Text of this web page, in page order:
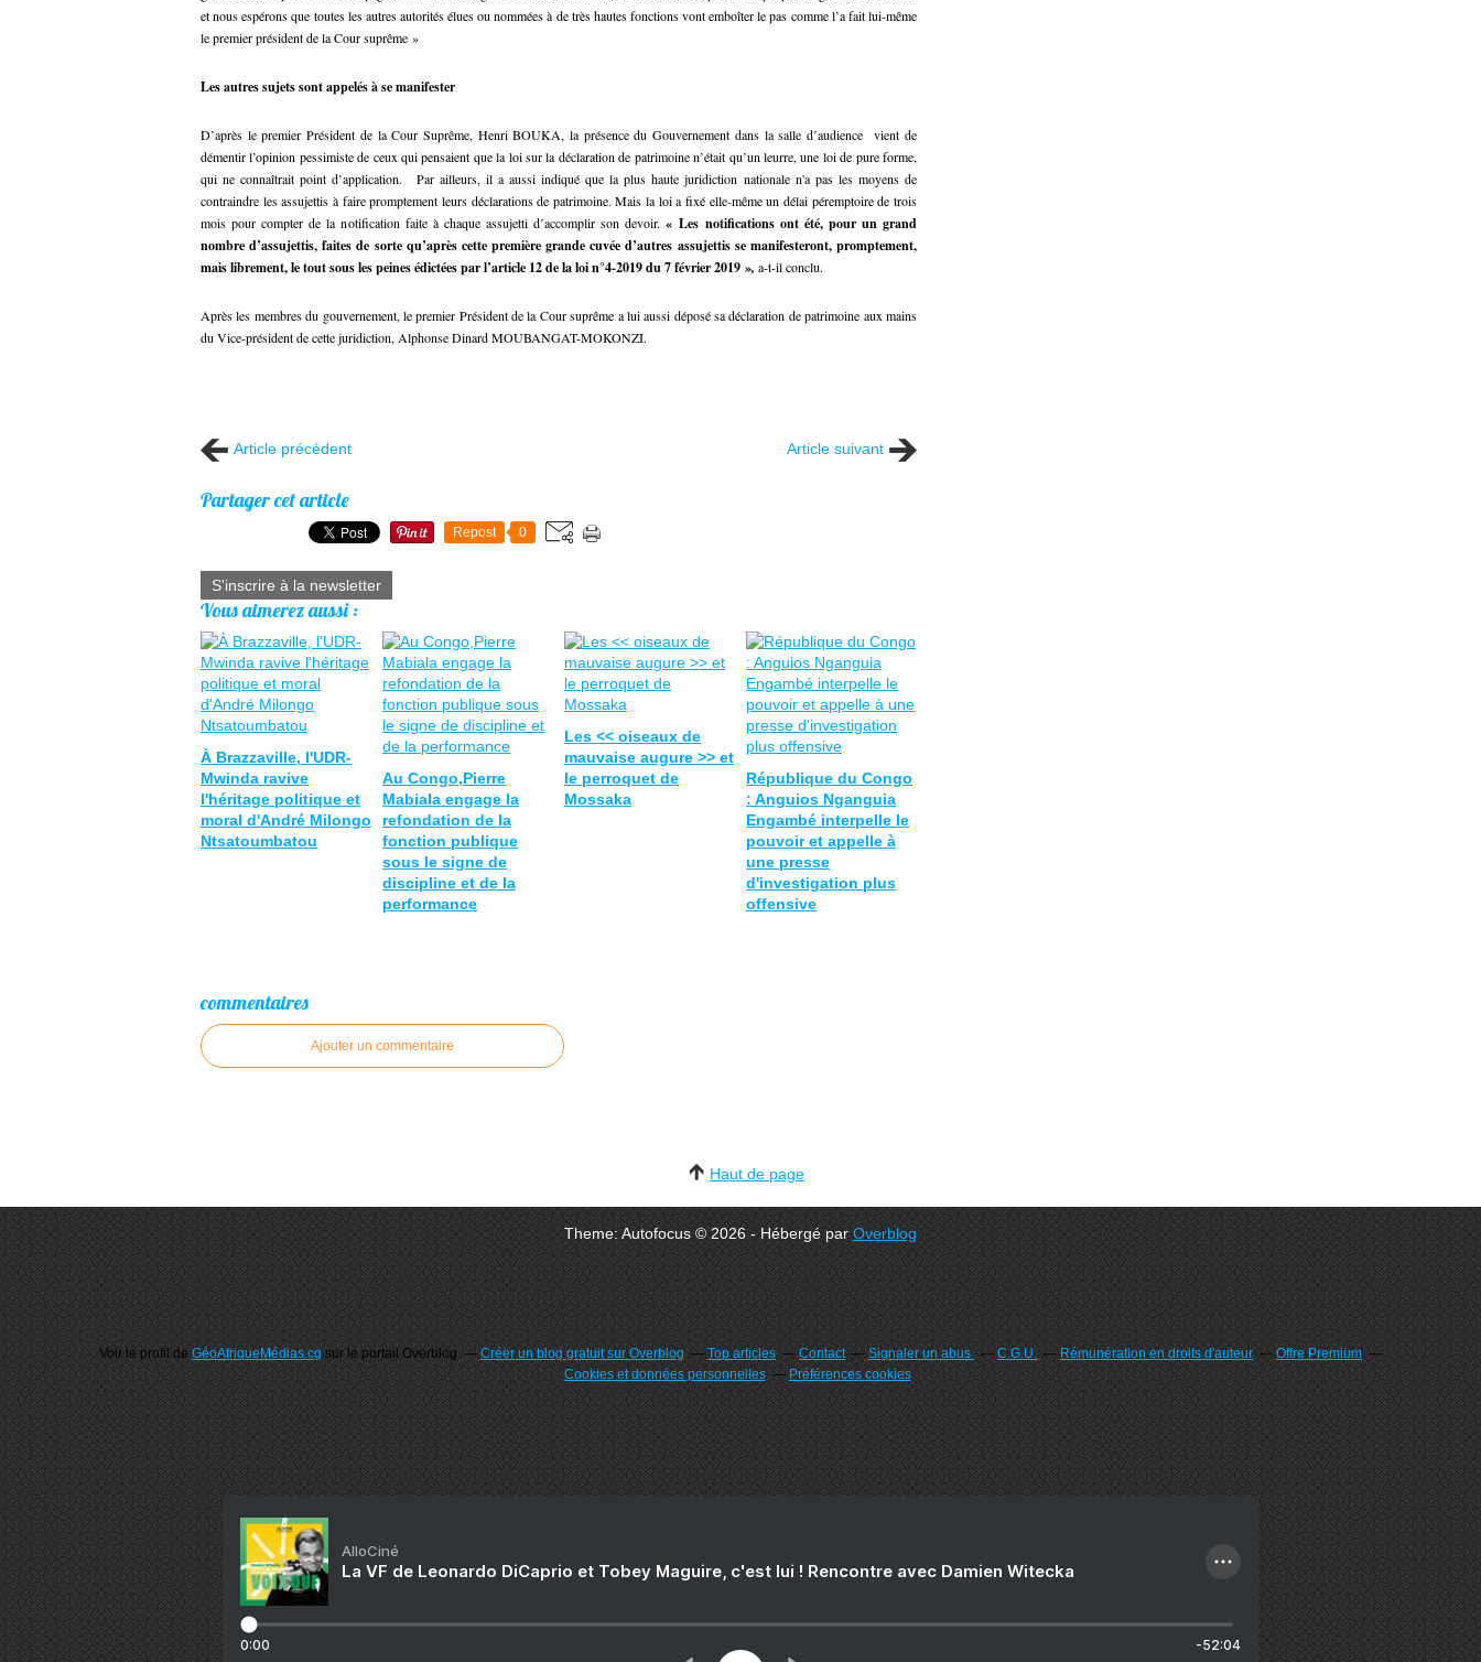
et nous espérons que toutes les autres autorités élues ou nommées à de très hautes fonctions vont emboîter le pas comme l’a fait lui-même
le premier président de la Cour suprême »
Les autres sujets sont appelés à se manifester
D’après le premier Président de la Cour Suprême, Henri BOUKA, la présence du Gouvernement dans la salle d’audience vient de
démentir l’opinion pessimiste de ceux qui pensaient que la loi sur la déclaration de patrimoine n’était qu’un leurre, une loi de pure forme,
qui ne connaîtrait point d’application.
Par ailleurs, il a aussi indiqué que la plus haute juridiction nationale n'a pas les moyens de
contraindre les assujettis à faire promptement leurs déclarations de patrimoine. Mais la loi a fixé elle-même un délai péremptoire de trois
mois pour compter de la notification faite à chaque assujetti d’accomplir son devoir.« Les notifications ont été, pour un grand
nombre d’assujettis, faites de sorte qu’après cette première grande cuvée d’autres assujettis se manifesteront, promptement,
mais librement, le tout sous les peines édictées par l’article 12 de la loi n°4-2019 du 7 février 2019 », a-t-il conclu.
Après les membres du gouvernement, le premier Président de la Cour suprême a lui aussi déposé sa déclaration de patrimoine aux mains
du Vice-président de cette juridiction, Alphonse Dinard MOUBANGAT-MOKONZI.
Article précédent Article suivant
Partager cet article
Repost 0
S'inscrire à la newsletter
Vous aimerez aussi :
À Brazzaville, l'UDR-
Mwinda ravive
l'héritage politique et
moral d'André Milongo
Ntsatoumbatou
Au Congo,Pierre
Mabiala engage la
refondation de la
fonction publique
sous le signe de
discipline et de la
performance
Les << oiseaux de
mauvaise augure >> et
le perroquet de
Mossaka
République du Congo
: Anguios Nganguia
Engambé interpelle le
pouvoir et appelle à
une presse
d'investigation plus
offensive
commentaires
Ajouter un commentaire
Haut de page
Theme: Autofocus © 2026 - Hébergé parOverblog
Voir le profil deGéoAfriqueMédias.cgsur le portail Overblog Créer un blog gratuit sur Overblog Top articles Contact Signaler un abus C.G.U. Rémunération en droits d'auteur
Offre Premium
Cookies et données personnelles
Préférences cookies
AlloCiné
La VF de Leonardo DiCaprio et Tobey Maguire, c'est lui ! Rencontre avec Damien Witecka
0:00 -52:04